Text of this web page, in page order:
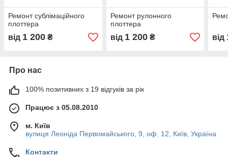
Ремонт сублімаційного
плоттера
від 1 200 ₴
Ремонт рулонного
плоттера
від 1 200₴ від
Про нас
100% позитивних з 19 відгуків за рік
Працює з 05.08.2010
м. Київ
вулиця Леоніда Первомайського, 9, оф. 12, Київ, Україна
Контакти